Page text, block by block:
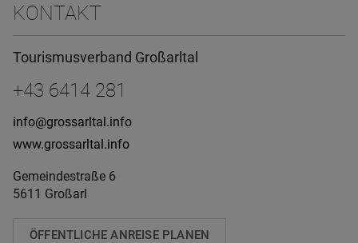
KONTAKT
Tourismusverband Großarltal
+43 6414 281
info@grossarltal.info
www.grossarltal.info
Gemeindestraße 6
5611 Großarl
ÖFFENTLICHE ANREISE PLANEN